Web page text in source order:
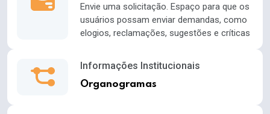
Envie uma solicitação. Espaço para que os
usuários possam enviar demandas, como
elogios, reclamações, sugestões e críticas
Informações Institucionais
Organogramas